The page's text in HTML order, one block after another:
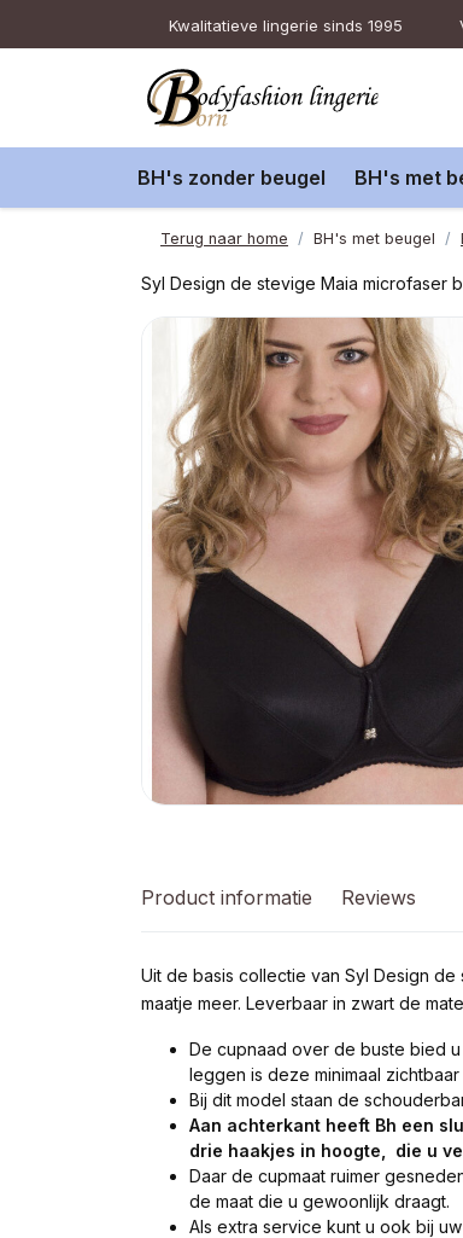
Kwalitatieve lingerie sinds 1995
BH's zonder beugel BH's met
Terug naar home BH's met beugel
Syl Design de stevige Maia microfaser
Product informatie Reviews
Uit de basis collectie van Syl Design
maatje meer. Leverbaar in zwart de
De cupnaad over de buste bied
leggen is deze minimaal
Bij dit model staan de
Aan achterkant heeft Bh een
drie haakjes in hoogte, die u
Daar de cupmaat ruimer
de maat die u gewoonlijk draagt.
Als extra service kunt u ook bij